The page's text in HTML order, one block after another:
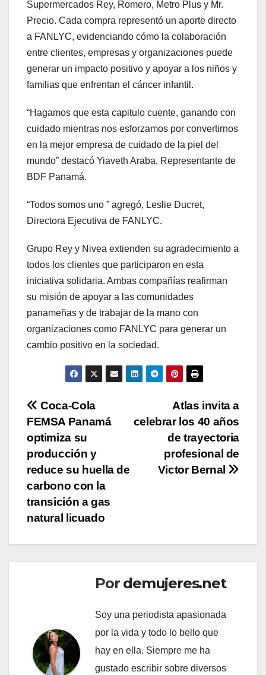
Supermercados Rey, Romero, Metro Plus y Mr.
Precio. Cada compra representó un aporte directo
a FANLYC, evidenciando cómo la colaboración
entre clientes, empresas y organizaciones puede
generar un impacto positivo y apoyar a los niños y
familias que enfrentan el cáncer infantil.
“Hagamos que esta capitulo cuente, ganando con
cuidado mientras nos esforzamos por convertirnos
en la mejor empresa de cuidado de la piel del
mundo” destacó Yiaveth Araba, Representante de
BDF Panamá.
“Todos somos uno ” agregó, Leslie Ducret,
Directora Ejecutiva de FANLYC.
Grupo Rey y Nivea extienden su agradecimiento a
todos los clientes que participaron en esta
iniciativa solidaria. Ambas compañías reafirman
su misión de apoyar a las comunidades
panameñas y de trabajar de la mano con
organizaciones como FANLYC para generar un
cambio positivo en la sociedad.
Navegación
de
entradas
Atlas invita a
celebrar los 40 años
de trayectoria
profesional de
Victor Bernal
Coca-Cola
FEMSA Panamá
optimiza su
producción y
reduce su huella de
carbono con la
transición a gas
natural licuado
Por demujeres.net
Soy una periodista apasionada
por la vida y todo lo bello que
hay en ella. Siempre me ha
gustado escribir sobre diversos